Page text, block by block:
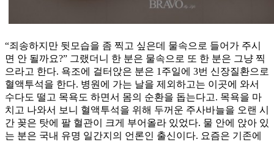
“죄송하지만 뒷모습을 좀 찍고 싶은데 물속으로 들어가 주시
면 안 될까요?” 그랬더니 한 분은 물속으로 또 한 분은 그냥 찍
으라고 한다. 욕조에 걸터앉은 분은 1주일에 3번 신장질환으로
혈액투석을 한다. 병원에 가는 날을 제외하고는 이곳에 와서
수다도 떨고 목욕도 하면서 몸의 순환을 돕는다고. 목욕을 마
치고 나와서 보니 혈액투석을 위해 두꺼운 주사바늘을 오랜 시
간 꽂은 탓에 팔 혈관이 크게 부어올라 있었다. 물 안에 앉아 있
는 분은 국내 유명 일간지의 언론인 출신이다. 요즘은 기존에